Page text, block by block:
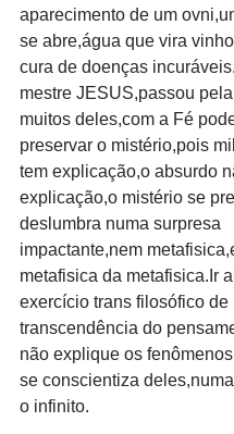
aparecimento de um
se abre,água que vira
cura de doenças
mestre JESUS,passou
muitos deles,com a Fé
preservar o mistério,pois
tem explicação,o absurdo
explicação,o mistério se
deslumbra numa surpresa
impactante,nem
metafisica da metafisica.Ir
exercício trans filosófico de
transcendência do
não explique os
se conscientiza
o infinito.